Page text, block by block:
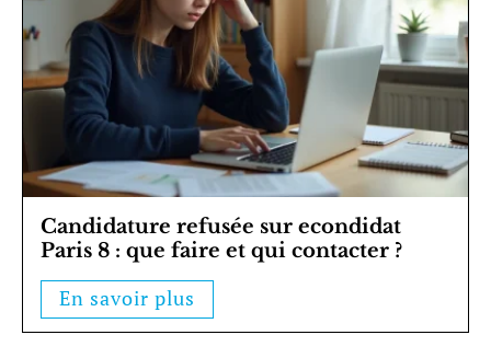
Candidature refusée sur econdidat
Paris 8 : que faire et qui contacter ?
En savoir plus